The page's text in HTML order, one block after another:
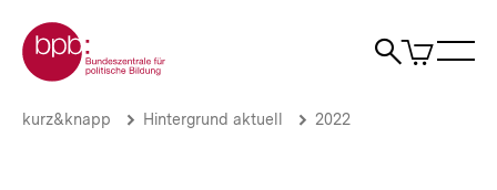
zum
Seiteninhalt
springen
Zur Startseite der bpb
Suche
Artikel
im
VorBrotkrümelnavigation
Pfadnavigation
kurz&knapp Hintergrund aktuell 2022